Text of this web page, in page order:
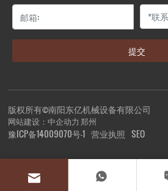
提交
版权所有©️南阳东亿机械设备有限公司
网站建设：中企动力 郑州
豫ICP备14009070号-1 营业执照 SEO